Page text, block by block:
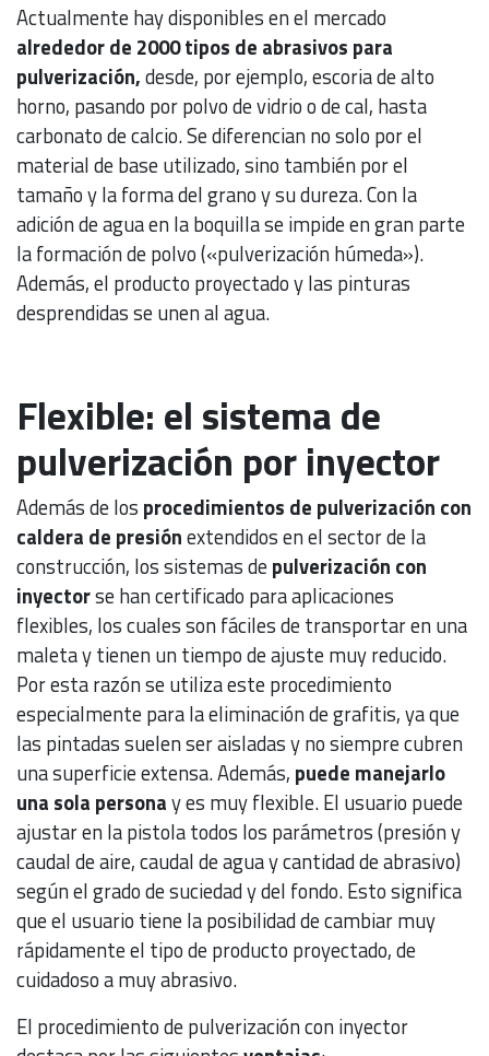
Actualmente hay disponibles en el mercado
alrededor de 2000 tipos de abrasivos para
pulverización,desde, por ejemplo, escoria de alto
horno, pasando por polvo de vidrio o de cal, hasta
carbonato de calcio. Se diferencian no solo por el
material de base utilizado, sino también por el
tamaño y la forma del grano y su dureza. Con la
adición de agua en la boquilla se impide en gran parte
la formación de polvo («pulverización húmeda»).
Además, el producto proyectado y las pinturas
desprendidas se unen al agua.
Flexible: el sistema de
pulverización por inyector
Además de los procedimientos de pulverización con
caldera de presiónextendidos en el sector de la
construcción, los sistemas depulverización con
inyectorse han certificado para aplicaciones
flexibles, los cuales son fáciles de transportar en una
maleta y tienen un tiempo de ajuste muy reducido.
Por esta razón se utiliza este procedimiento
especialmente para la eliminación de grafitis, ya que
las pintadas suelen ser aisladas y no siempre cubren
una superficie extensa. Además, puede manejarlo
una sola personay es muy flexible. El usuario puede
ajustar en la pistola todos los parámetros (presión y
caudal de aire, caudal de agua y cantidad de abrasivo)
según el grado de suciedad y del fondo. Esto significa
que el usuario tiene la posibilidad de cambiar muy
rápidamente el tipo de producto proyectado, de
cuidadoso a muy abrasivo.
El procedimiento de pulverización con inyector